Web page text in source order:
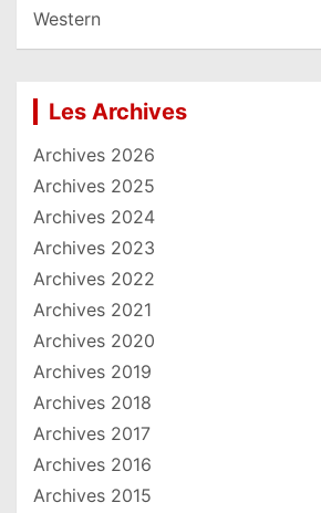
Western
Les Archives
Archives 2026
Archives 2025
Archives 2024
Archives 2023
Archives 2022
Archives 2021
Archives 2020
Archives 2019
Archives 2018
Archives 2017
Archives 2016
Archives 2015